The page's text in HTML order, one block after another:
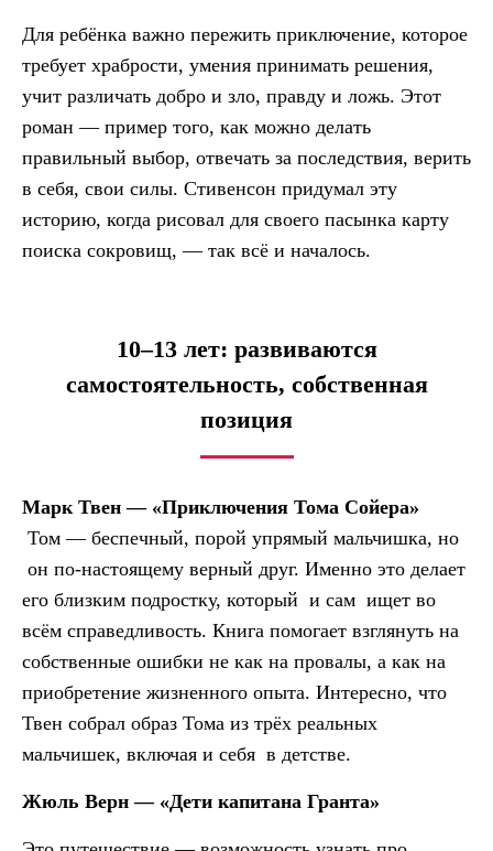
Для ребёнка важно пережить приключение, которое
требует храбрости, умения принимать решения,
учит различать добро и зло, правду и ложь. Этот
роман — пример того, как можно делать
правильный выбор, отвечать за последствия, верить
в себя, свои силы. Стивенсон придумал эту
историю, когда рисовал для своего пасынка карту
поиска сокровищ, — так всё и началось.
10–13 лет: развиваются
самостоятельность, собственная
позиция
Марк Твен — «Приключения Тома Сойера»
Том — беспечный, порой упрямый мальчишка, но
он по-настоящему верный друг. Именно это делает
его близким подростку, который и сам ищет во
всём справедливость. Книга помогает взглянуть на
собственные ошибки не как на провалы, а как на
приобретение жизненного опыта. Интересно, что
Твен собрал образ Тома из трёх реальных
мальчишек, включая и себя в детстве.
Жюль Верн — «Дети капитана Гранта»